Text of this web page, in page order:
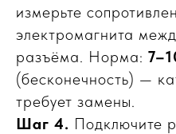
измерьте
электромагнита
разъёма. Норма:
(бесконечность) —
требует замены.
Шаг 4. Подключите